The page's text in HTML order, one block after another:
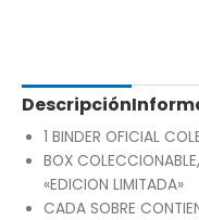
Descripción
1 BINDER OFICIAL
BOX
«EDICION LIMITADA»
CADA SOBRE